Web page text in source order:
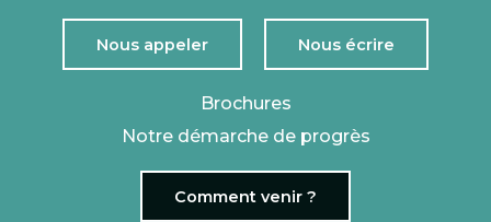
Nous appeler Nous écrire
Brochures
Notre démarche de progrès
Comment venir ?